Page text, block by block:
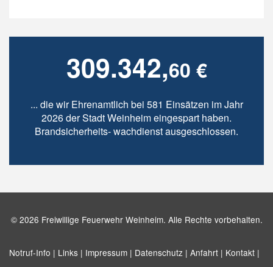
309.342,60 €
... die wir Ehrenamtlich bei 581 Einsätzen im Jahr
2026 der Stadt Weinheim eingespart haben.
Brandsicherheits- wachdienst ausgeschlossen.
© 2026 Freiwillige Feuerwehr Weinheim. Alle Rechte vorbehalten.
Notruf-Info | Links | Impressum | Datenschutz | Anfahrt | Kontakt |